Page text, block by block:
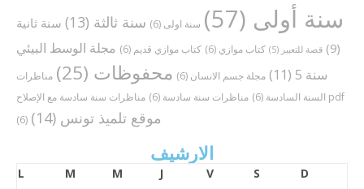
سنة أولى (57) سنة اولى (6) سنة ثالثة (13)
سنة ثانية
(9)
قصة للتعبير (5) كتاب موازي (6) كتاب موازي قديم (6)
مجلة الوسط البيئي
سنة 5
(11) مجلة جسم الانسان (6) محفوظات (25)
مناظرات
السنة السادسة (6) مناظرات سنة سادسة (6)
مناظرات سنة سادسة مع الإصلاح pdf
(6)
موقع تلميذ تونس (14)
الارشيف
L M M J V S
D